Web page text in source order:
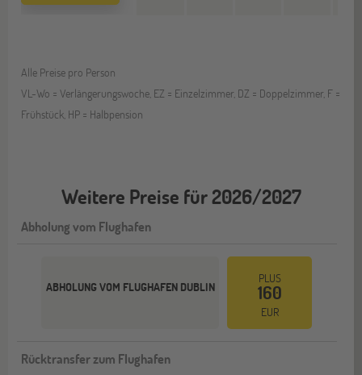
Alle Preise pro Person
VL-Wo = Verlängerungswoche, EZ = Einzelzimmer, DZ = Doppelzimmer, F =
Frühstück, HP = Halbpension
Weitere Preise für 2026/2027
Abholung vom Flughafen
ABHOLUNG VOM FLUGHAFEN DUBLIN
PLUS
160
EUR
Rücktransfer zum Flughafen